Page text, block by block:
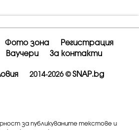
Фото зона
Регистрация
Ваучери За контакти
2014-2026 © SNAP.bg
за публикуваните текстове и